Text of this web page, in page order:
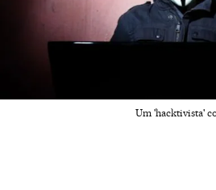
Um 'hacktivista'